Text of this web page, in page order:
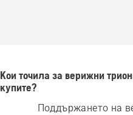
Кои точила за верижни
купите?
Поддържането на